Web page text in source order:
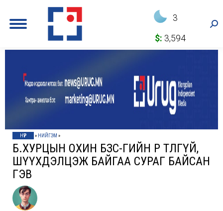
3
$: 3,594
НҮҮР » НИЙГЭМ »
Б.ХУРЦЫН ОХИН БЗС-ГИЙН ӨРӨӨ ТӨЛӨӨГҮЙ,
ШҮҮХДЭЛЦЭЖ БАЙГАА СУРАГ БАЙСАН
ГЭВ